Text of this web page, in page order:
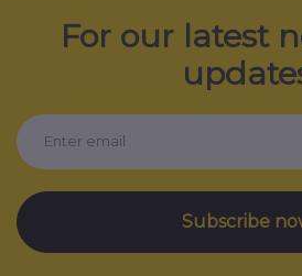
For our latest
Subscribe